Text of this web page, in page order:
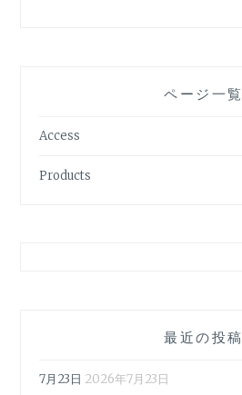
ページ一覧
Access
Products
最近の投稿
7月23日 2026年7月23日